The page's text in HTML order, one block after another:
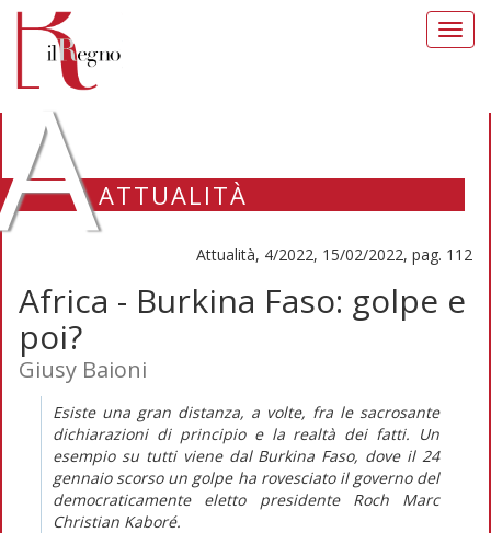
ATTUALITÀ
Attualità, 4/2022, 15/02/2022, pag. 112
Africa - Burkina Faso: golpe e
poi?
Giusy Baioni
Esiste una gran distanza, a volte, fra le sacrosante
dichiarazioni di principio e la realtà dei fatti. Un
esempio su tutti viene dal Burkina Faso, dove il 24
gennaio scorso un golpe ha rovesciato il governo del
democraticamente eletto presidente Roch Marc
Christian Kaboré.